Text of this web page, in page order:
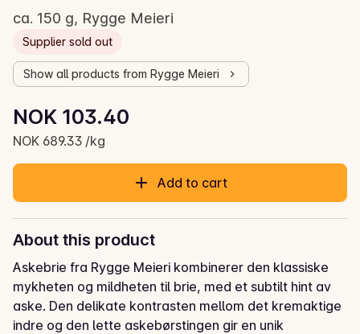
ca. 150 g, Rygge Meieri
Supplier sold out
Show all products from Rygge Meieri
Current price is: NOK 103.40
NOK 103.40
NOK 689.33 /kg
Unit price: NOK 689.33 /kg
Add to cart
About this product
Askebrie fra Rygge Meieri kombinerer den klassiske
mykheten og mildheten til brie, med et subtilt hint av
aske. Den delikate kontrasten mellom det kremaktige
indre og den lette askebørstingen gir en unik